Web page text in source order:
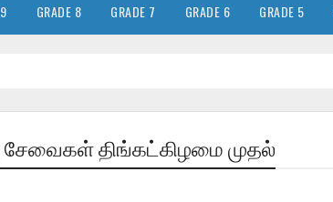
GRADE 8 GRADE 7 GRADE 6 GRADE 5
திங்கட்கிழமை முதல்